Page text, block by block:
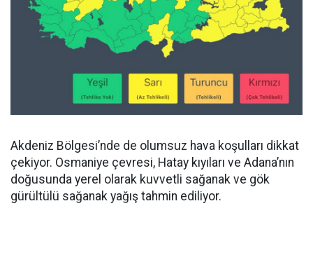
Akdeniz Bölgesi’nde de olumsuz hava koşulları dikkat
çekiyor. Osmaniye çevresi, Hatay kıyıları ve Adana’nın
doğusunda yerel olarak kuvvetli sağanak ve gök
gürültülü sağanak yağış tahmin ediliyor.